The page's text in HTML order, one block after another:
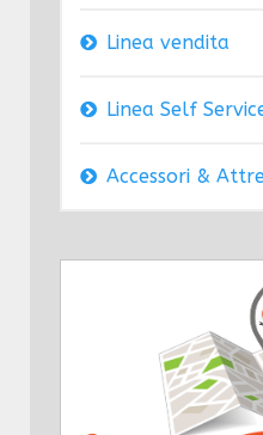
Linea vendita
Linea Self
Accessori &